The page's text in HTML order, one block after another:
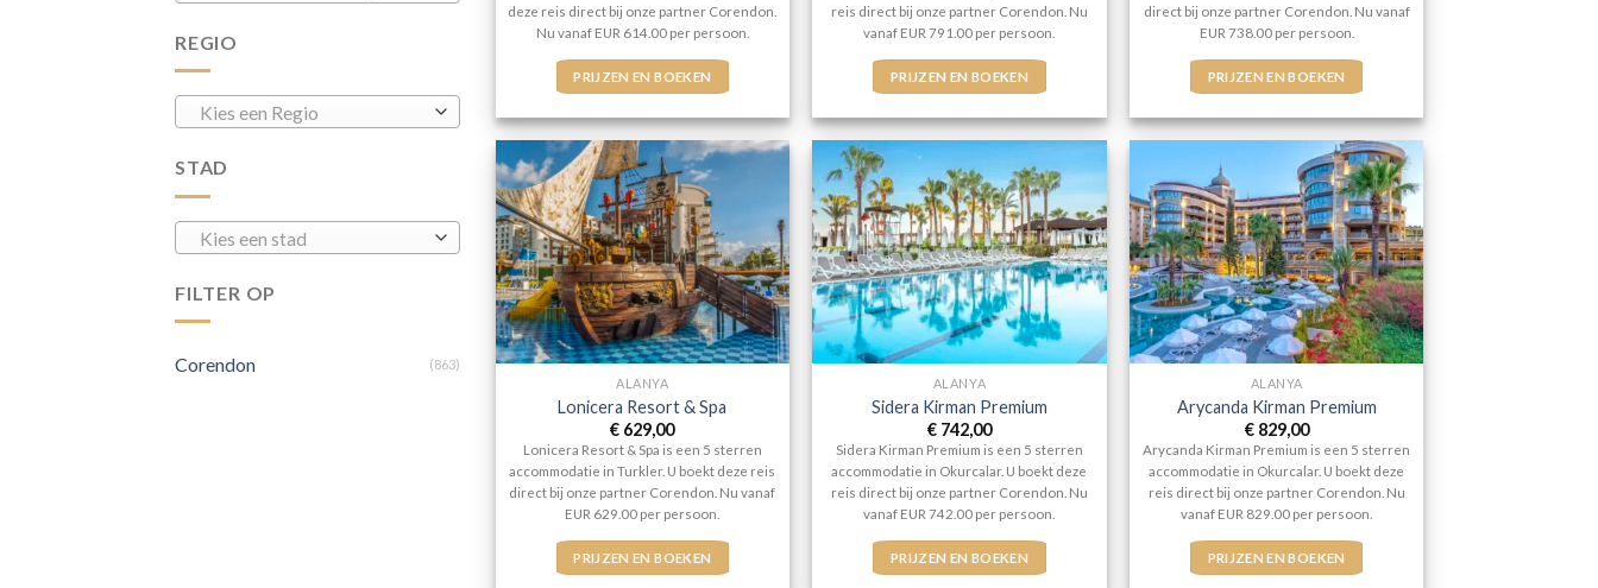
REGIO
Kies een Regio
STAD
Kies een stad
FILTER OP
Corendon (863)
deze reis direct bij onze partner Corendon.
Nu vanaf EUR 614.00 per persoon.
PRIJZEN EN BOEKEN
reis direct bij onze partner Corendon. Nu
vanaf EUR 791.00 per persoon.
PRIJZEN EN BOEKEN
direct bij onze partner Corendon. Nu vanaf
EUR 738.00 per persoon.
PRIJZEN EN BOEKEN
ALANYA
Lonicera Resort & Spa
€ 629,00
Lonicera Resort & Spa is een 5 sterren
accommodatie in Turkler. U boekt deze reis
direct bij onze partner Corendon. Nu vanaf
EUR 629.00 per persoon.
PRIJZEN EN BOEKEN
ALANYA
Sidera Kirman Premium
€742,00
Sidera Kirman Premium is een 5 sterren
accommodatie in Okurcalar. U boekt deze
reis direct bij onze partner Corendon. Nu
vanaf EUR 742.00 per persoon.
PRIJZEN EN BOEKEN
ALANYA
Arycanda Kirman Premium
€829,00
Arycanda Kirman Premium is een 5 sterren
accommodatie in Okurcalar. U boekt deze
reis direct bij onze partner Corendon. Nu
vanaf EUR 829.00 per persoon.
PRIJZEN EN BOEKEN